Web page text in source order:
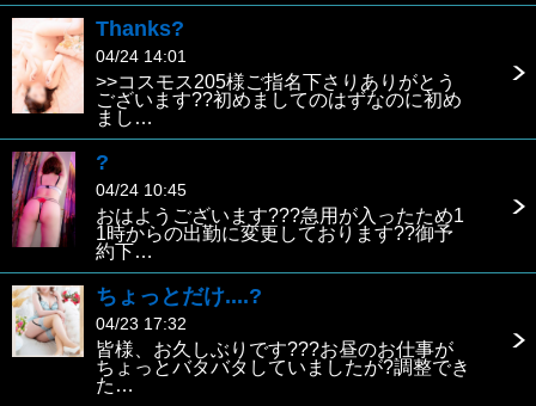
Thanks?
04/24 14:01
>>コスモス205様ご指名下さりありがとう
ございます??初めましてのはずなのに初め
まし…
?
04/24 10:45
おはようございます???急用が入ったため1
1時からの出勤に変更しております??御予
約下…
ちょっとだけ....?
04/23 17:32
皆様、お久しぶりです???お昼のお仕事が
ちょっとバタバタしていましたが?調整でき
た…